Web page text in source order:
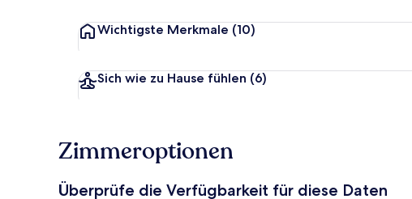
Wichtigste Merkmale (10)
Sich wie zu Hause fühlen (6)
Zimmeroptionen
Überprüfe die Verfügbarkeit für diese Daten